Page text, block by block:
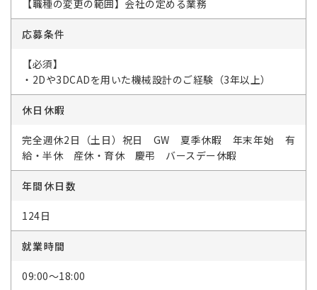
【職種の変更の範囲】会社の定める業務
応募条件
【必須】
・2Dや3DCADを用いた機械設計のご経験（3年以上）
休日休暇
完全週休2日（土日）祝日 GW 夏季休暇 年末年始 有
給・半休 産休・育休 慶弔 バースデー休暇
年間休日数
124日
就業時間
09:00～18:00